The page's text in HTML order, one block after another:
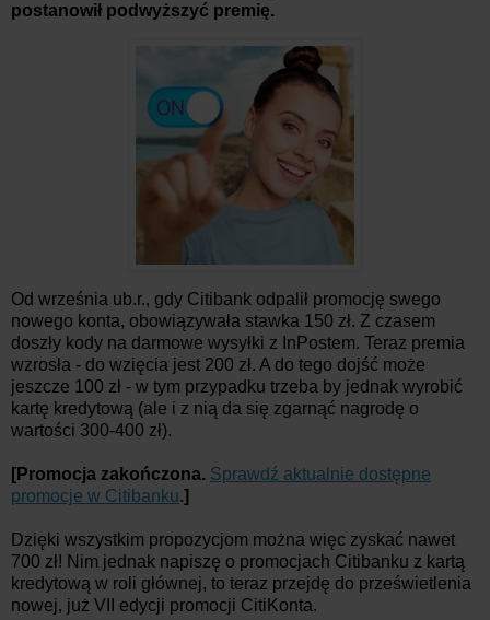
postanowił podwyższyć premię.
Od września ub.r., gdy Citibank odpalił promocję swego
nowego konta, obowiązywała stawka 150 zł. Z czasem
doszły kody na darmowe wysyłki z InPostem. Teraz premia
wzrosła - do wzięcia jest 200 zł. A do tego dojść może
jeszcze 100 zł - w tym przypadku trzeba by jednak wyrobić
kartę kredytową (ale i z nią da się zgarnąć nagrodę o
wartości 300-400 zł).
[Promocja zakończona. Sprawdź aktualnie dostępne
promocje w Citibanku.]
Dzięki wszystkim propozycjom można więc zyskać nawet
700 zł! Nim jednak napiszę o promocjach Citibanku z kartą
kredytową w roli głównej, to teraz przejdę do prześwietlenia
nowej, już VII edycji promocji CitiKonta.